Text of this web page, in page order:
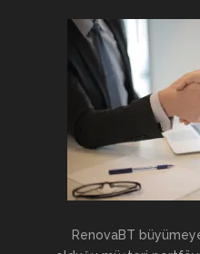
RenovaBT